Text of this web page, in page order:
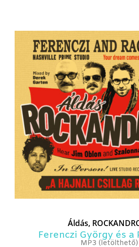
Áldás,
Ferenczi György és a
MP3 (letölthető)